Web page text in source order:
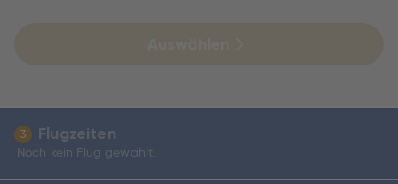
3 Flugzeiten
Noch kein Flug gewählt.